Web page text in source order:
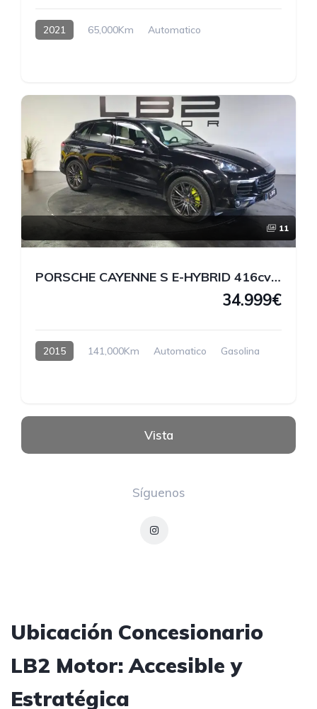
2021 65,000Km
Automatico
11
PORSCHE CAYENNE S E-HYBRID 416cv HÍBRIDO ENCHUFABLE
34.999€
2015 141,000Km Automatico Gasolina
Síguenos
Vista
Ubicación Concesionario
LB2 Motor: Accesible y
Estratégica